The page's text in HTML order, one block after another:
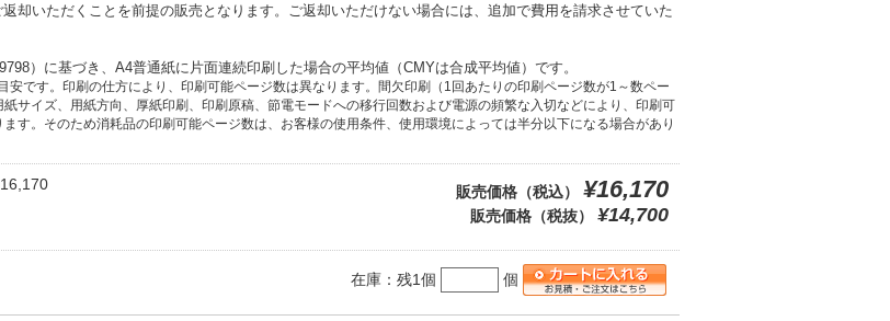
返却いただくことを前提の販売となります。ご返却いただけない場合には、追加で費用を請求させていた
）に基づき、A4普通紙に片面連続印刷した場合の平均値（CMYは合成平均値）です。
安です。印刷の仕方により、印刷可能ページ数は異なります。間欠印刷（1回あたりの印刷ページ数が1～数ペー
サイズ、用紙方向、厚紙印刷、印刷原稿、節電モードへの移行回数および電源の頻繁な入切などにより、印刷可
す。そのため消耗品の印刷可能ページ数は、お客様の使用条件、使用環境によっては半分以下になる場合があり
販売価格（税込） ¥16,170
販売価格（税抜） ¥14,700
在庫：残1個 個